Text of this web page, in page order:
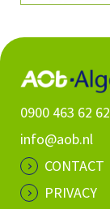
0900 463 62 62
info@aob.nl
CONTACT
PRIVACY